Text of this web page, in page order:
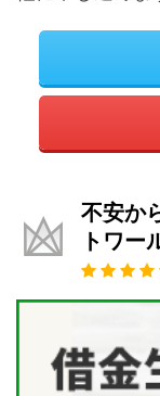
不安か
トワー